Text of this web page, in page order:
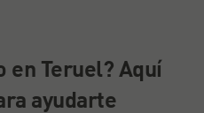
en Teruel? Aquí
ayudarte